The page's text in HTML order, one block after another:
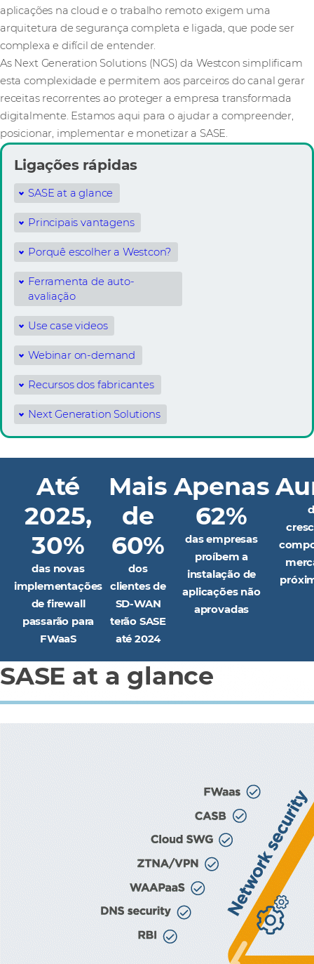
aplicações na cloud e o trabalho remoto exigem uma
arquitetura de segurança completa e ligada, que pode ser
complexa e difícil de entender.
As Next Generation Solutions (NGS) da Westcon simplificam
esta complexidade e permitem aos parceiros do canal gerar
receitas recorrentes ao proteger a empresa transformada
digitalmente. Estamos aqui para o ajudar a compreender,
posicionar, implementar e monetizar a SASE.
Ligações rápidas
SASE at a glance
Principais vantagens
Porquê escolher a Westcon?
Ferramenta de auto-
avaliação
Use case videos
Webinar on-demand
Recursos dos fabricantes
Next Generation Solutions
Até
2025,
30%
das novas
implementações
de firewall
passarão para
FWaaS
Mais
de
60%
dos
clientes de
SD-WAN
terão SASE
até 2024
Apenas
62%
das empresas
proíbem a
instalação de
aplicações não
aprovadas
SASE at a glance